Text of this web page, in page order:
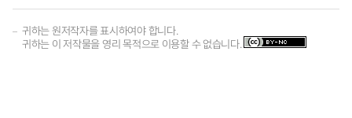
귀하는 원저작자를 표시하여야 합니다.
귀하는 이 저작물을 영리 목적으로 이용할 수 없습니다.